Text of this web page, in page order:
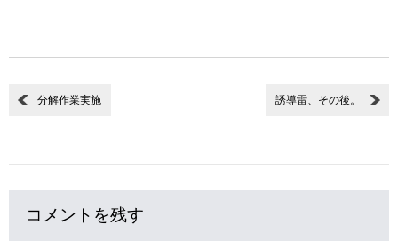
分解作業実施 誘導雷、その後。
コメントを残す